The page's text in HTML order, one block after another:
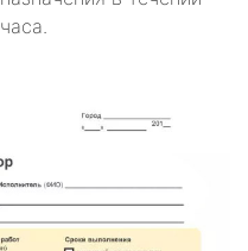
часа.